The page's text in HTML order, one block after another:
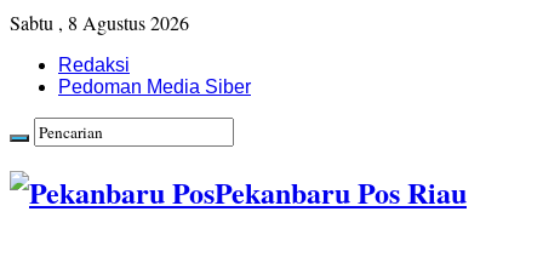
Sabtu , 8 Agustus 2026
Redaksi
Pedoman Media Siber
Pekanbaru Pos Riau